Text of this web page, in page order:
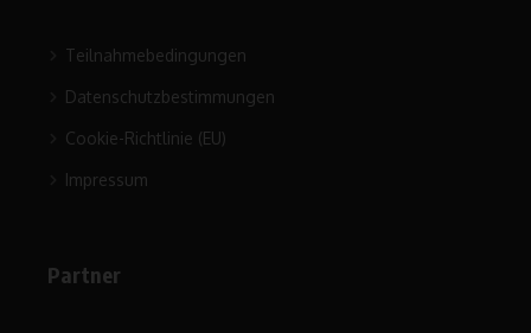
Teilnahmebedingungen
Datenschutzbestimmungen
Cookie-Richtlinie (EU)
Impressum
Partner